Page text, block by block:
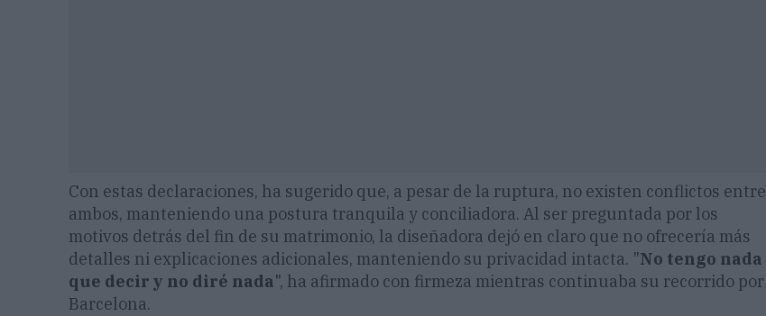
Con estas declaraciones, ha sugerido que, a pesar de la ruptura, no existen conflictos entre
ambos, manteniendo una postura tranquila y conciliadora. Al ser preguntada por los
motivos detrás del fin de su matrimonio, la diseñadora dejó en claro que no ofrecería más
detalles ni explicaciones adicionales, manteniendo su privacidad intacta. "No tengo nada
que decir y no diré nada", ha afirmado con firmeza mientras continuaba su recorrido por
Barcelona.